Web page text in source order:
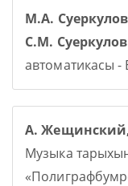
М.А.
С.М. Суеркулов
автоматикасы -
А.
Музыка